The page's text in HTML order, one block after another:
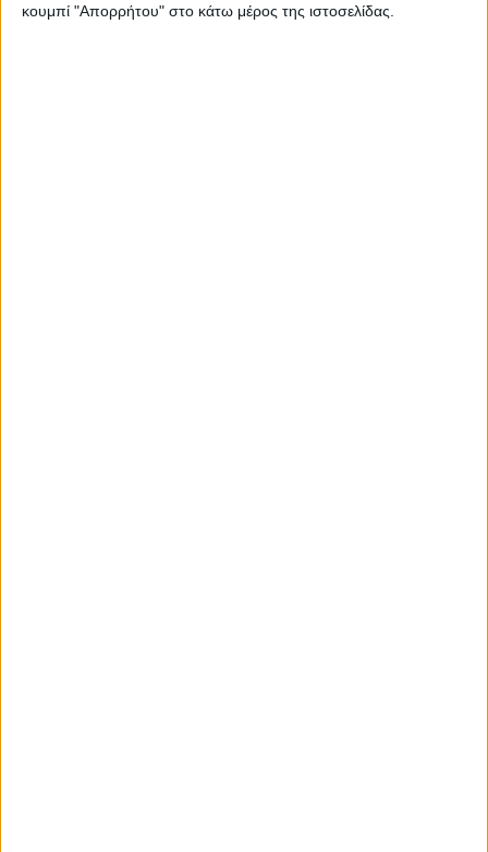
κουμπί "Απορρήτου" στο κάτω μέρος της ιστοσελίδας.